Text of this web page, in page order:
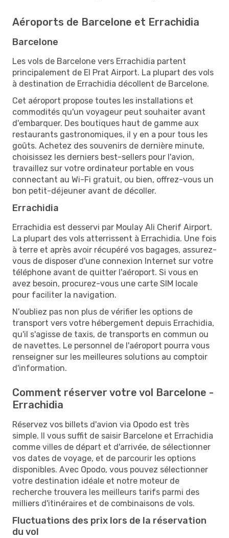
Aéroports de Barcelone et Errachidia
Barcelone
Les vols de Barcelone vers Errachidia partent
principalement de El Prat Airport. La plupart des vols
à destination de Errachidia décollent de Barcelone.
Cet aéroport propose toutes les installations et
commodités qu'un voyageur peut souhaiter avant
d'embarquer. Des boutiques haut de gamme aux
restaurants gastronomiques, il y en a pour tous les
goûts. Achetez des souvenirs de dernière minute,
choisissez les derniers best-sellers pour l'avion,
travaillez sur votre ordinateur portable en vous
connectant au Wi-Fi gratuit, ou bien, offrez-vous un
bon petit-déjeuner avant de décoller.
Errachidia
Errachidia est desservi par Moulay Ali Cherif Airport.
La plupart des vols atterrissent à Errachidia. Une fois
à terre et après avoir récupéré vos bagages, assurez-
vous de disposer d'une connexion Internet sur votre
téléphone avant de quitter l'aéroport. Si vous en
avez besoin, procurez-vous une carte SIM locale
pour faciliter la navigation.
N'oubliez pas non plus de vérifier les options de
transport vers votre hébergement depuis Errachidia,
qu'il s'agisse de taxis, de transports en commun ou
de navettes. Le personnel de l'aéroport pourra vous
renseigner sur les meilleures solutions au comptoir
d'information.
Comment réserver votre vol Barcelone -
Errachidia
Réservez vos billets d'avion via Opodo est très
simple. Il vous suffit de saisir Barcelone et Errachidia
comme villes de départ et d'arrivée, de sélectionner
vos dates de voyage, et de parcourir les options
disponibles. Avec Opodo, vous pouvez sélectionner
votre destination idéale et notre moteur de
recherche trouvera les meilleurs tarifs parmi des
milliers d'itinéraires et de combinaisons de vols.
Fluctuations des prix lors de la réservation
du vol